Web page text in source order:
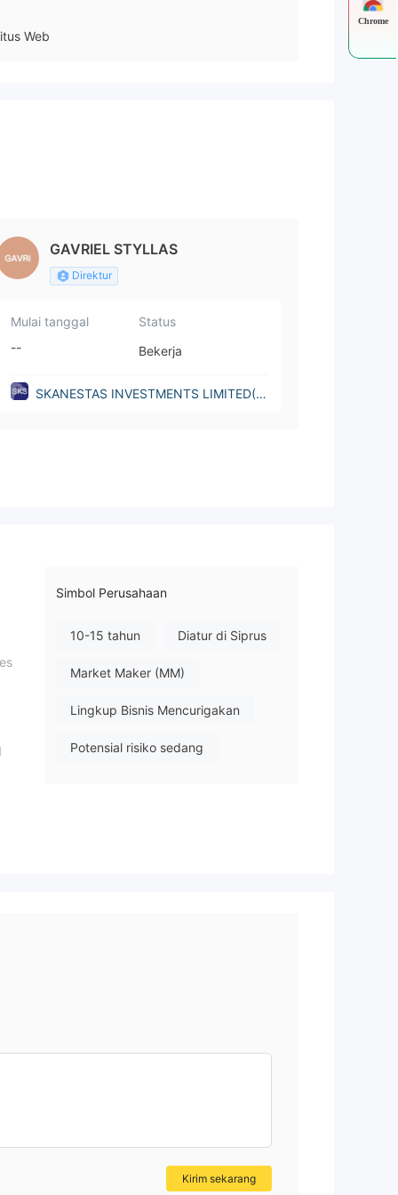
Web
GAVRIEL STYLLAS
Direktur
Mulai tanggal
--
Status
Bekerja
SKANESTAS INVESTMENTS LIMITED(C
Simbol Perusahaan
10-15 tahun Diatur di Siprus
Market Maker (MM)
Lingkup Bisnis Mencurigakan
Potensial risiko sedang
Kirim sekarang
Chrome